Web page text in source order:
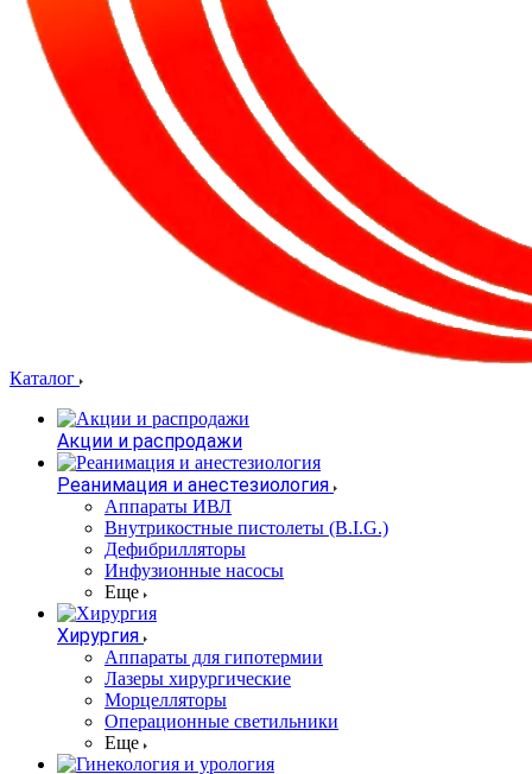
Каталог
Акции и распродажи
Реанимация и анестезиология
Аппараты ИВЛ
Внутрикостные пистолеты (B.I.G.)
Дефибрилляторы
Инфузионные насосы
Еще
Хирургия
Аппараты для гипотермии
Лазеры хирургические
Морцелляторы
Операционные светильники
Еще